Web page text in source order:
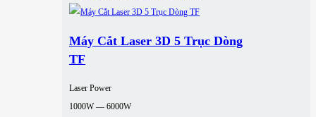
Máy Cắt Laser 3D 5 Trục Dòng
TF
Laser Power
1000W — 6000W